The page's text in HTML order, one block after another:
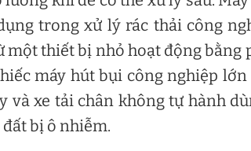
trong xử lý rác thải công
một thiết bị nhỏ hoạt động bằng
máy hút bụi công nghiệp
và xe tải chân không tự hành
bị ô nhiễm.